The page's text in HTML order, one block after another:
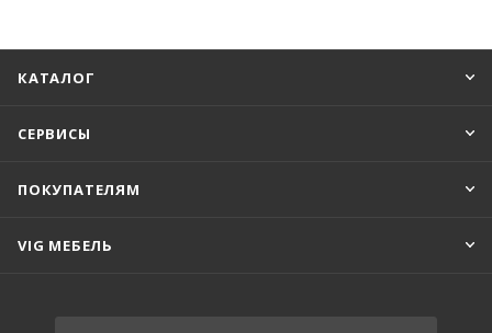
КАТАЛОГ
СЕРВИСЫ
ПОКУПАТЕЛЯМ
VIG МЕБЕЛЬ